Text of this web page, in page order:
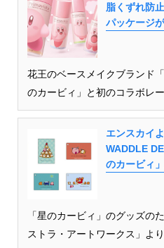
脂くずれ防
パッケージ
花王のベースメイクブランド
のカービィ」と初のコラボレ
エンスカイ
WADDLE
のカービィ
「星のカービィ」のグッズの
ストラ・アートワークス」よ